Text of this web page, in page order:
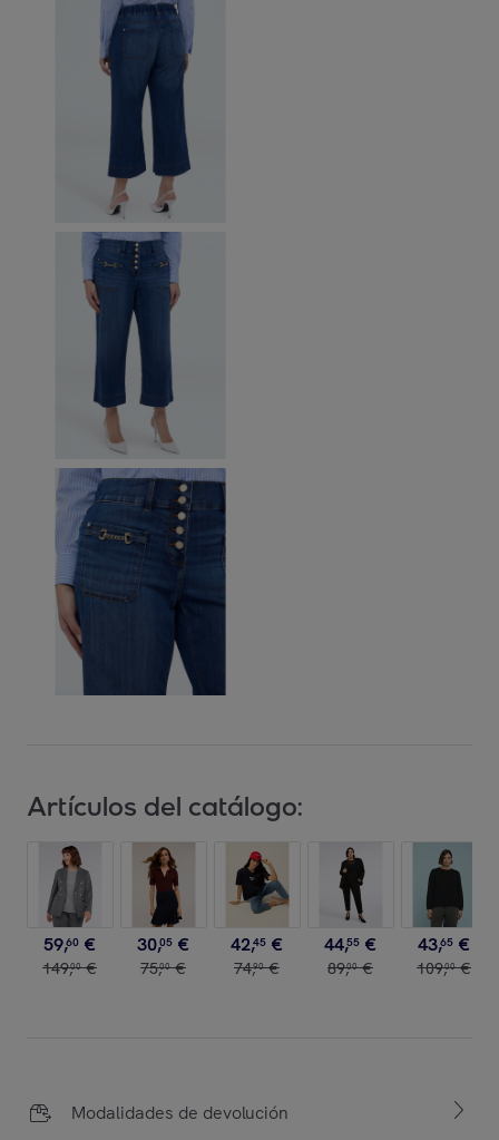
Artículos del catálogo:
59,60 €
149,00 €
30,05 €
75,00 €
42,45 €
74,90 €
44,55 €
89,00 €
43,65 €
109,00 €
Modalidades de devolución